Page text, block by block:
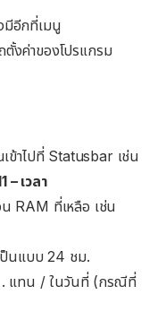
มีอีกที่เมนู
ตั้งค่าของโปรแกรม
ข้าไปที่ Statusbar เช่น
– เวลา
RAM ที่เหลือ เช่น
ป็นแบบ 24 ชม.
. แทน / ในวันที่ (กรณีที่